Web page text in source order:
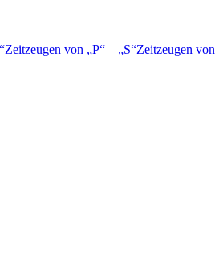
Zeitzeugen von P – S Zeitzeugen von